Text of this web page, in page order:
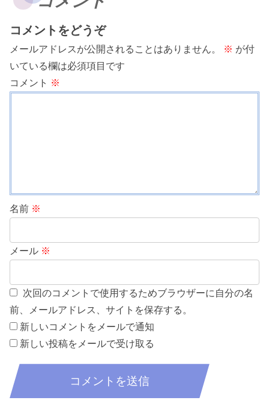
コメントをどうぞ
メールアドレスが公開されることはありません。 ※ が付
いている欄は必須項目です
コメント ※
名前 ※
メール ※
次回のコメントで使用するためブラウザーに自分の名
前、メールアドレス、サイトを保存する。
新しいコメントをメールで通知
新しい投稿をメールで受け取る